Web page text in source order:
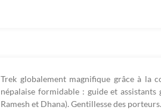
Trek globalement magnifique grâce à la
népalaise formidable : guide et
Ramesh et Dhana). Gentillesse des